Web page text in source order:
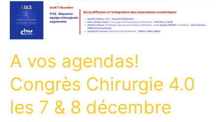
A vos agendas!
Congrès Chirurgie 4.0
les 7 & 8 décembre